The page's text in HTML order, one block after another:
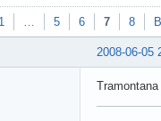
1 … 5 6 7 8
2008-06-05